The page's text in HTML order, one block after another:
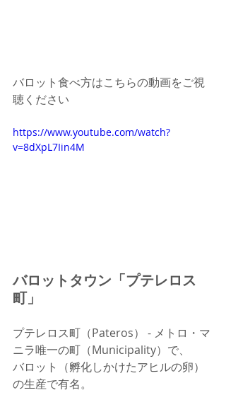
バロット食べ方はこちらの動画をご視
聴ください
https://www.youtube.com/watch?
v=8dXpL7Iin4M
バロットタウン「プテレロス
町」
プテレロス町（Pateros） - メトロ・マ
ニラ唯一の町（Municipality）で、
バロット（孵化しかけたアヒルの卵）
の生産で有名。